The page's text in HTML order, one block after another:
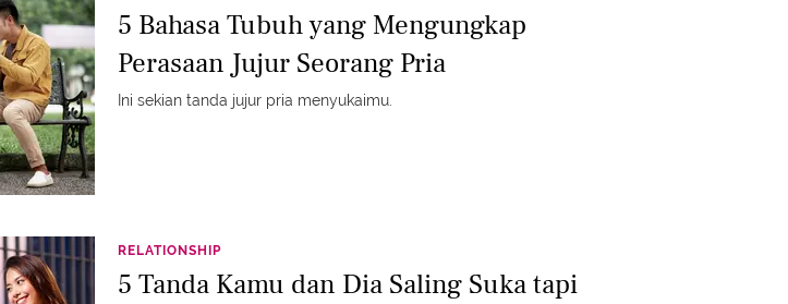
5 Bahasa Tubuh yang Mengungkap
Perasaan Jujur Seorang Pria
Ini sekian tanda jujur pria menyukaimu.
RELATIONSHIP
5 Tanda Kamu dan Dia Saling Suka tapi